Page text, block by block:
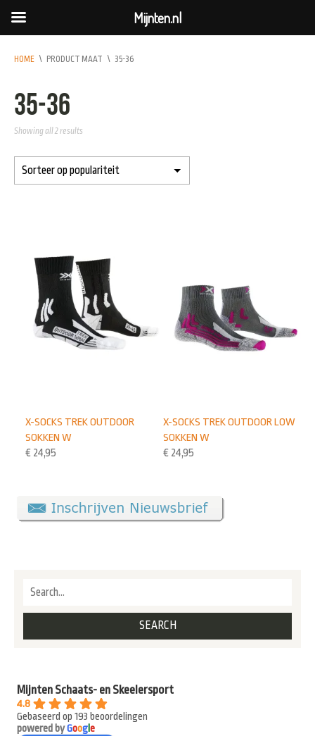
HOME \ PRODUCT MAAT \ 35-36
35-36
Showing all 2 results
X-SOCKS TREK OUTDOOR LOW
SOKKEN W
€ 24,95
X-SOCKS TREK OUTDOOR
SOKKEN W
€ 24,95
Mijnten Schaats- en Skeelersport
4.8
Gebaseerd op 193 beoordelingen
powered byGooge
Mijnten.nl